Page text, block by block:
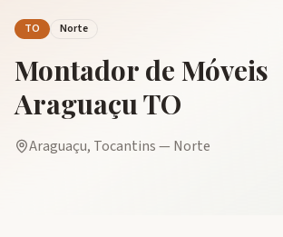
TO Norte
Montador de Móveis
AraguaçuTO
Araguaçu, Tocantins— Norte